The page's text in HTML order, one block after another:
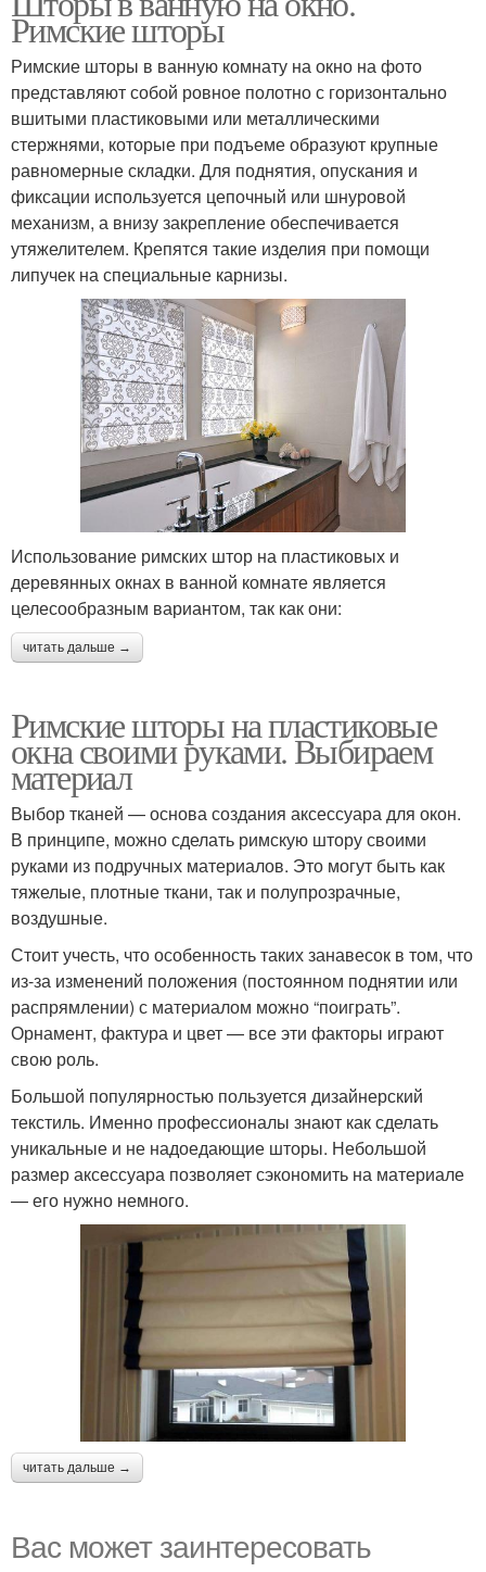
Римские шторы
Римские шторы в ванную комнату на окно на фото
представляют собой ровное полотно с горизонтально
вшитыми пластиковыми или металлическими
стержнями, которые при подъеме образуют крупные
равномерные складки. Для поднятия, опускания и
фиксации используется цепочный или шнуровой
механизм, а внизу закрепление обеспечивается
утяжелителем. Крепятся такие изделия при помощи
липучек на специальные карнизы.
Использование римских штор на пластиковых и
деревянных окнах в ванной комнате является
целесообразным вариантом, так как они:
читать дальше →
Римские шторы на пластиковые
окна своими руками. Выбираем
материал
Выбор тканей — основа создания аксессуара для окон.
В принципе, можно сделать римскую штору своими
руками из подручных материалов. Это могут быть как
тяжелые, плотные ткани, так и полупрозрачные,
воздушные.
Стоит учесть, что особенность таких занавесок в том, что
из-за изменений положения (постоянном поднятии или
распрямлении) с материалом можно “поиграть”.
Орнамент, фактура и цвет — все эти факторы играют
свою роль.
Большой популярностью пользуется дизайнерский
текстиль. Именно профессионалы знают как сделать
уникальные и не надоедающие шторы. Небольшой
размер аксессуара позволяет сэкономить на материале
— его нужно немного.
читать дальше →
Вас может заинтересовать